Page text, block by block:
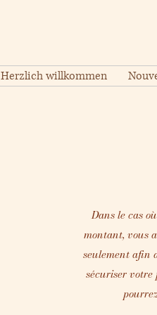
Herzlich willkommen
Dans le cas
montant, vous
seulement afin
sécuriser votre